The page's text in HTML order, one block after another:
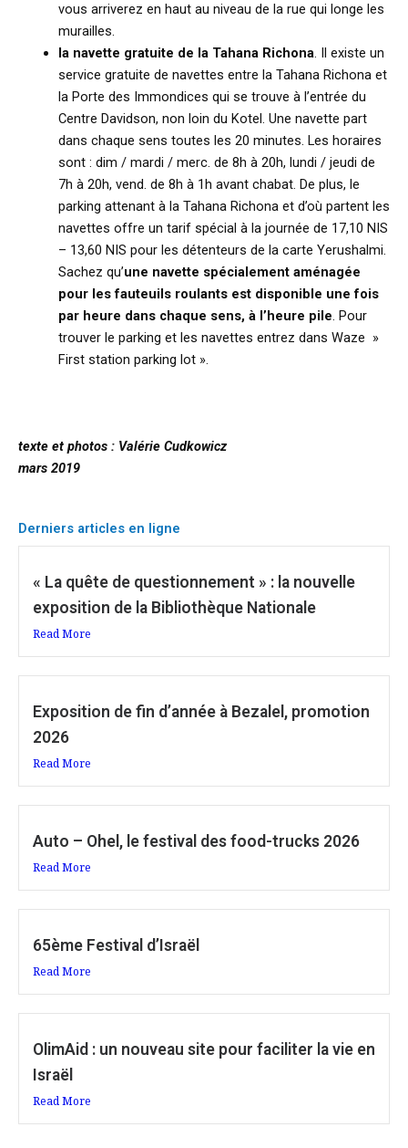
vous arriverez en haut au niveau de la rue qui longe les
murailles.
la navette gratuite de la Tahana Richona. Il existe un
service gratuite de navettes entre la Tahana Richona et
la Porte des Immondices qui se trouve à l’entrée du
Centre Davidson, non loin du Kotel. Une navette part
dans chaque sens toutes les 20 minutes. Les horaires
sont : dim / mardi / merc. de 8h à 20h, lundi / jeudi de
7h à 20h, vend. de 8h à 1h avant chabat. De plus, le
parking attenant à la Tahana Richona et d’où partent les
navettes offre un tarif spécial à la journée de 17,10 NIS
– 13,60 NIS pour les détenteurs de la carte Yerushalmi.
Sachez qu’une navette spécialement aménagée
pour les fauteuils roulants est disponible une fois
par heure dans chaque sens, à l’heure pile. Pour
trouver le parking et les navettes entrez dans Waze »
First station parking lot ».
texte et photos : Valérie Cudkowicz
mars 2019
Derniers articles en ligne
« La quête de questionnement » : la nouvelle
exposition de la Bibliothèque Nationale
Read More
Exposition de fin d’année à Bezalel, promotion
2026
Read More
Auto – Ohel, le festival des food-trucks 2026
Read More
65ème Festival d’Israël
Read More
OlimAid : un nouveau site pour faciliter la vie en
Israël
Read More